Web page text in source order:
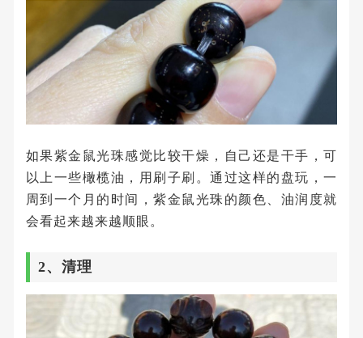
如果紫金鼠光珠感觉比较干燥，自己还是干手，可
以上一些橄榄油，用刷子刷。通过这样的盘玩，一
周到一个月的时间，紫金鼠光珠的颜色、油润度就
会看起来越来越顺眼。
2、清理